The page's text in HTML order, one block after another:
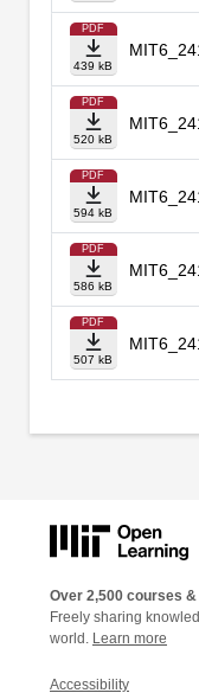
PDF
439 kB
PDF
520 kB
PDF
594 kB
PDF
586 kB
PDF
507 kB
Over 2,500 courses
Freely sharing
world. Learn more
Accessibility